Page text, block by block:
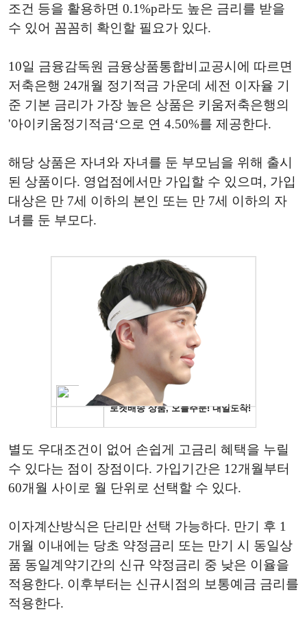
조건 등을 활용하면 0.1%p라도 높은 금리를 받을
수 있어 꼼꼼히 확인할 필요가 있다.
10일 금융감독원 금융상품통합비교공시에 따르면
저축은행 24개월 정기적금 가운데 세전 이자율 기
준 기본 금리가 가장 높은 상품은 키움저축은행의
'아이키움정기적금‘으로 연 4.50%를 제공한다.
해당 상품은 자녀와 자녀를 둔 부모님을 위해 출시
된 상품이다. 영업점에서만 가입할 수 있으며, 가입
대상은 만 7세 이하의 본인 또는 만 7세 이하의 자
녀를 둔 부모다.
별도 우대조건이 없어 손쉽게 고금리 혜택을 누릴
수 있다는 점이 장점이다. 가입기간은 12개월부터
60개월 사이로 월 단위로 선택할 수 있다.
이자계산방식은 단리만 선택 가능하다. 만기 후 1
개월 이내에는 당초 약정금리 또는 만기 시 동일상
품 동일계약기간의 신규 약정금리 중 낮은 이율을
적용한다. 이후부터는 신규시점의 보통예금 금리를
적용한다.